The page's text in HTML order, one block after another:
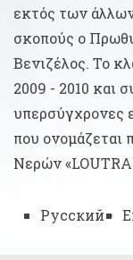
εκτός των
σκοπούς ο
Βενιζέλος. Το
2009 - 2010 και
υπερσύγχρονες
που ονομάζεται
Νερών
Русский